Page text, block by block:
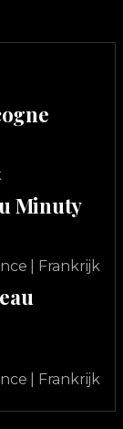
Minuty
| Frankrijk
| Frankrijk